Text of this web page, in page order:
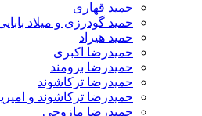
حمید قهاری
حمید گودرزی و میلاد بابایی
حمید هیراد
حمیدرضا اکبری
حمیدرضا برومند
حمیدرضا ترکاشوند
حمیدرضا ترکاشوند و امیریل ارجمند
حمیدرضا مازوچی